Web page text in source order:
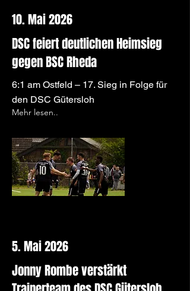
10. Mai 2026
DSC feiert deutlichen Heimsieg
gegen BSC Rheda
6:1 am Ostfeld – 17. Sieg in Folge für
den DSC Gütersloh
Mehr lesen..
5. Mai 2026
Jonny Rombe verstärkt